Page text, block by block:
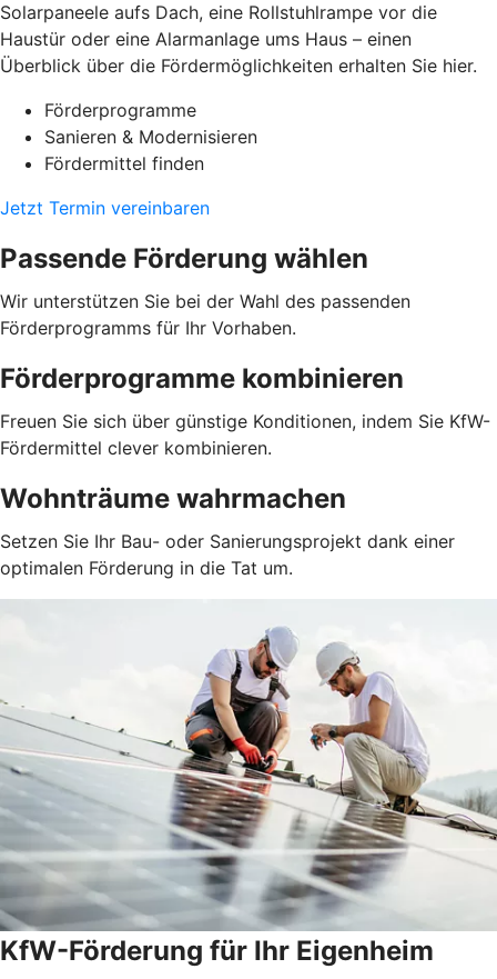
Solarpaneele aufs Dach, eine Rollstuhlrampe vor die
Haustür oder eine Alarmanlage ums Haus – einen
Überblick über die Fördermöglichkeiten erhalten Sie hier.
Förderprogramme
Sanieren & Modernisieren
Fördermittel finden
Jetzt Termin vereinbaren
Passende Förderung wählen
Wir unterstützen Sie bei der Wahl des passenden
Förderprogramms für Ihr Vorhaben.
Förderprogramme kombinieren
Freuen Sie sich über günstige Konditionen, indem Sie KfW-
Fördermittel clever kombinieren.
Wohnträume wahrmachen
Setzen Sie Ihr Bau- oder Sanierungsprojekt dank einer
optimalen Förderung in die Tat um.
KfW-Förderung für Ihr Eigenheim